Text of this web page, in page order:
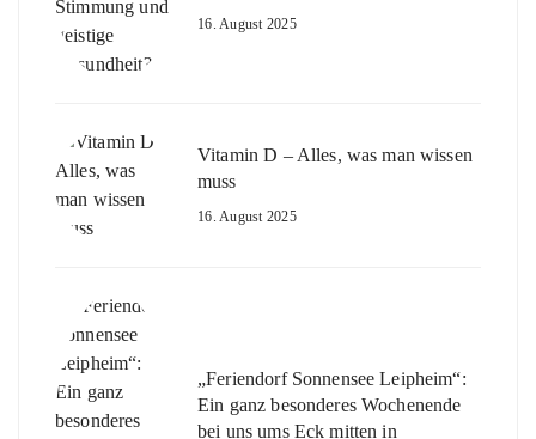
16. August 2025
Vitamin D – Alles, was man wissen
muss
16. August 2025
„Feriendorf Sonnensee Leipheim“:
Ein ganz besonderes Wochenende
bei uns ums Eck mitten in